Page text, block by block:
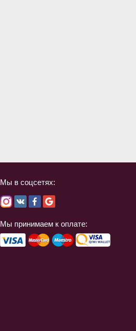
Мы в соцсетях:
Мы принимаем к оплате: